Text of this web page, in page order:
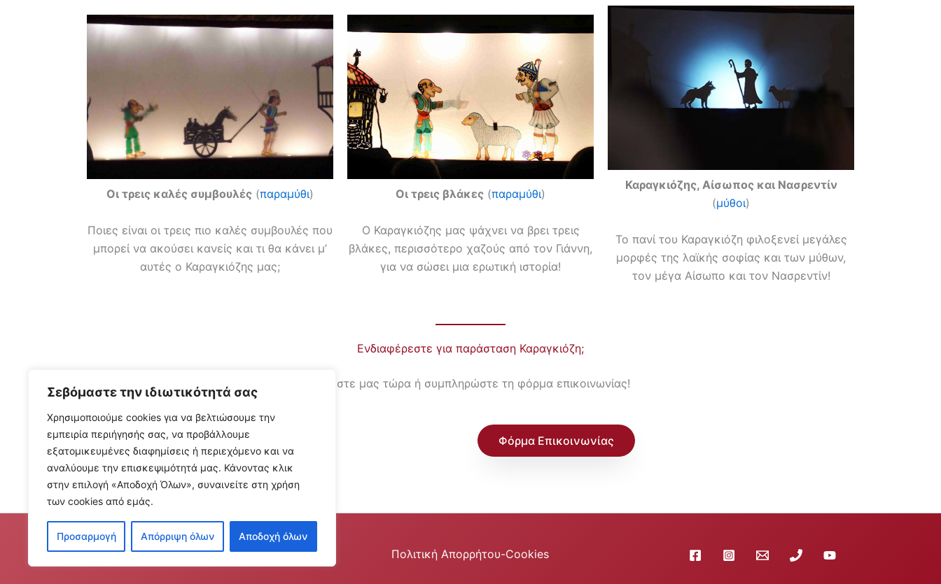
Σεβόμαστε την ιδιωτικότητά σας
Χρησιμοποιούμε cookies για να βελτιώσουμε την
εμπειρία περιήγησής σας, να προβάλλουμε
εξατομικευμένες διαφημίσεις ή περιεχόμενο και να
αναλύουμε την επισκεψιμότητά μας. Κάνοντας κλικ
στην επιλογή «Αποδοχή Όλων», συναινείτε στη χρήση
των cookies από εμάς.
Προσαρμογή Απόρριψη όλων Αποδοχή όλων
Οι τρεις καλές συμβουλές (παραμύθι)
Ποιες είναι οι τρεις πιο καλές συμβουλές που
μπορεί να ακούσει κανείς και τι θα κάνει μ’
αυτές ο Καραγκιόζης μας;
Οι τρεις βλάκες (παραμύθι)
Ο Καραγκιόζης μας ψάχνει να βρει τρεις
βλάκες, περισσότερο χαζούς από τον Γιάννη,
για να σώσει μια ερωτική ιστορία!
Καραγκιόζης, Αίσωπος και Νασρεντίν
(μύθοι)
Το πανί του Καραγκιόζη φιλοξενεί μεγάλες
μορφές της λαϊκής σοφίας και των μύθων,
τον μέγα Αίσωπο και τον Νασρεντίν!
Ενδιαφέρεστε για παράσταση Καραγκιόζη;
Καλέστε μας τώρα ή συμπληρώστε τη φόρμα επικοινωνίας!
Καλέστε μας τώρα! Φόρμα Επικοινωνίας
© 2026 «Τα παραμύθια του Καραγκιόζη» Πολιτική Απορρήτου-Cookies